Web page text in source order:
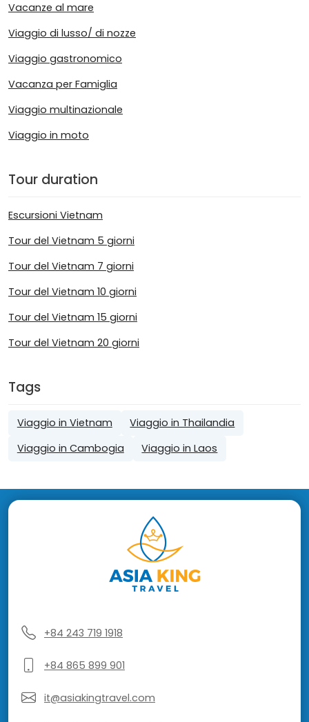
Vacanze al mare
Viaggio di lusso/ di nozze
Viaggio gastronomico
Vacanza per Famiglia
Viaggio multinazionale
Viaggio in moto
Tour duration
Escursioni Vietnam
Tour del Vietnam 5 giorni
Tour del Vietnam 7 giorni
Tour del Vietnam 10 giorni
Tour del Vietnam 15 giorni
Tour del Vietnam 20 giorni
Tags
Viaggio in Vietnam
Viaggio in Thailandia
Viaggio in Cambogia
Viaggio in Laos
+84 243 719 1918
+84 865 899 901
it@asiakingtravel.com